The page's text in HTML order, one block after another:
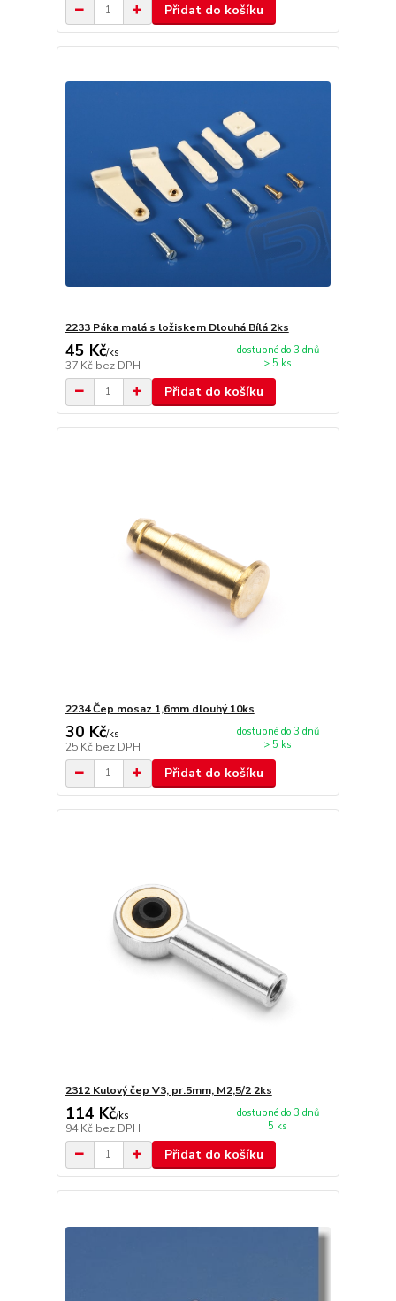
Přidat do košíku
2233 Páka malá s ložiskem Dlouhá Bílá 2ks
45 Kč/ks
37 Kč bez DPH
dostupné do 3 dnů
> 5 ks
Přidat do košíku
2234 Čep mosaz 1,6mm dlouhý 10ks
30 Kč/ks
25 Kč bez DPH
dostupné do 3 dnů
> 5 ks
Přidat do košíku
2312 Kulový čep V3, pr.5mm, M2,5/2 2ks
114 Kč/ks
94 Kč bez DPH
dostupné do 3 dnů
5 ks
Přidat do košíku